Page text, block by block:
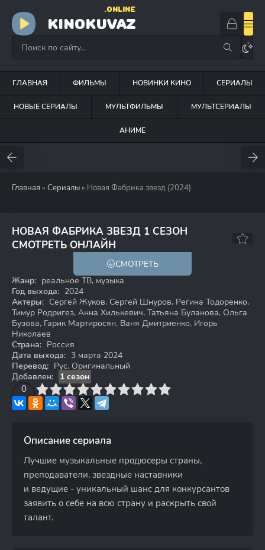
KINOKUVAZ
.ONLINE
ГЛАВНАЯ ФИЛЬМЫ НОВИНКИ КИНО СЕРИАЛЫ
НОВЫЕ СЕРИАЛЫ МУЛЬТФИЛЬМЫ МУЛЬТСЕРИАЛЫ
АНИМЕ
Главная » Сериалы » Новая Фабрика звезд (2024)
НОВАЯ ФАБРИКА ЗВЕЗД 1 СЕЗОН
СМОТРЕТЬ ОНЛАЙН
5.3
СМОТРЕТЬ
Жанр: реальное ТВ, музыка
Год выхода: 2024
Актеры: Сергей Жуков, Сергей Шнуров, Регина Тодоренко,
Тимур Родригез, Анна Хилькевич, Татьяна Буланова, Ольга
Бузова, Гарик Мартиросян, Ваня Дмитриенко, Игорь
Николаев
Страна: Россия
Дата выхода: 3 марта 2024
Перевод: Рус. Оригинальный
Добавлен:
1 сезон
0
4 6 7 8 9 10
Описание сериала
Лучшие музыкальные продюсеры страны,
преподаватели, звездные наставники
и ведущие - уникальный шанс для конкурсантов
заявить о себе на всю страну и раскрыть свой
талант.